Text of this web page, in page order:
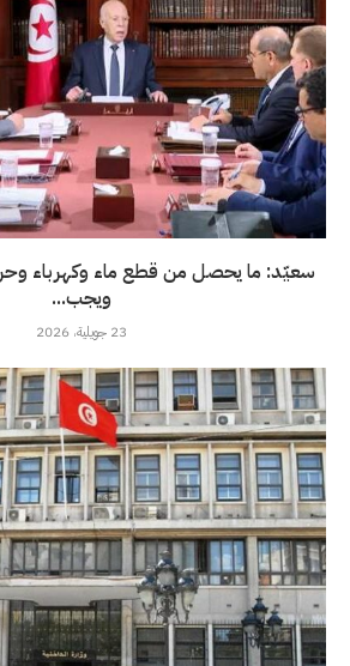
سعيّد: ما يحصل من قطع ماء وكهرباء
ويجب...
23 جويلية، 2026